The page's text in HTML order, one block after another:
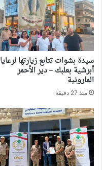
سيدة بشوات تتابع زيارتها لرعايا
أبرشية بعلبك – دير الأحمر
المارونية
منذ 27 دقيقة